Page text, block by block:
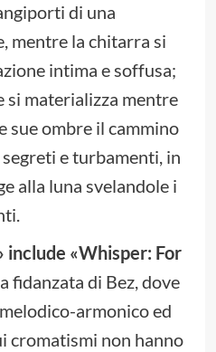
di una
mentre la chitarra si
intima e soffusa;
si materializza mentre
sue ombre il cammino
e turbamenti, in
alla luna svelandole i
include «Whisper: For
fidanzata di Bez, dove
armonico ed
cromatismi non hanno